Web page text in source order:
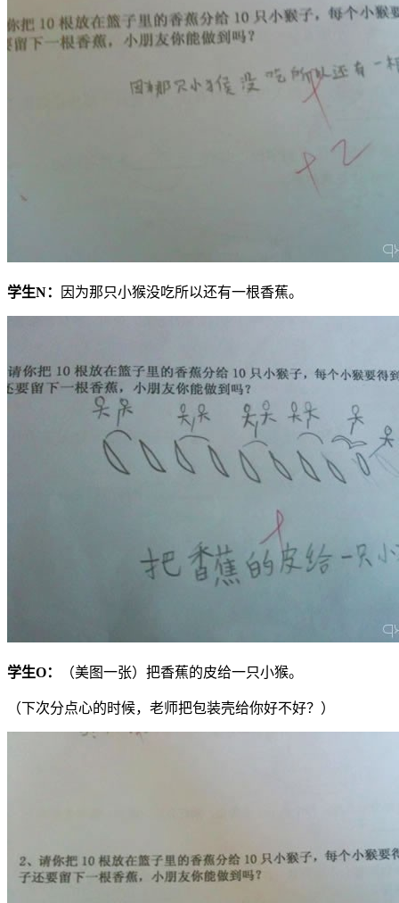
学生N： 因为那只小猴没吃所以还有一根香蕉。
学生O： （美图一张）把香蕉的皮给一只小猴。
（下次分点心的时候，老师把包装壳给你好不好？）